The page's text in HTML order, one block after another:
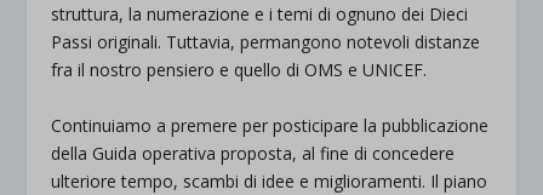
struttura, la numerazione e i temi di ognuno dei Dieci
Passi originali. Tuttavia, permangono notevoli distanze
fra il nostro pensiero e quello di OMS e UNICEF.
Continuiamo a premere per posticipare la pubblicazione
della Guida operativa proposta, al fine di concedere
ulteriore tempo, scambi di idee e miglioramenti. Il piano